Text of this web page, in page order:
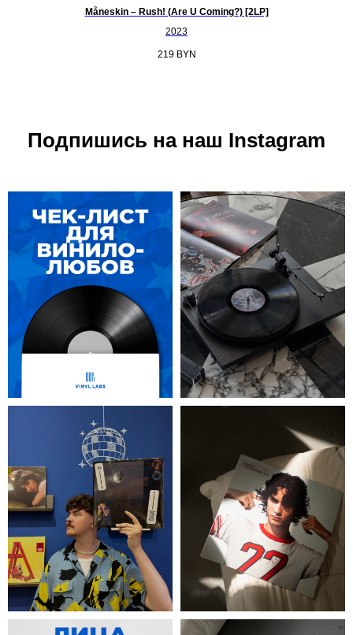
Måneskin – Rush! (Are U Coming?) [2LP]
2023
219 BYN
Подпишись на наш Instagram